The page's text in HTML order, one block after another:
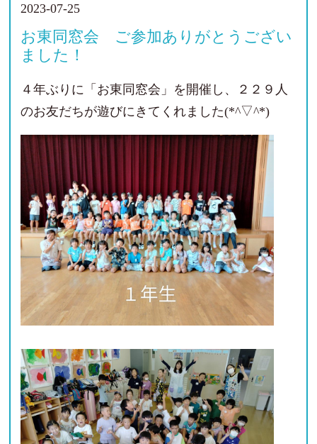
2023-07-25
お東同窓会 ご参加ありがとうござい
ました！
４年ぶりに「お東同窓会」を開催し、２２９人
のお友だちが遊びにきてくれました(*^▽^*)